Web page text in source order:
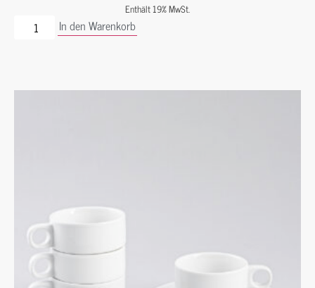
Enthält 19% MwSt.
In den Warenkorb